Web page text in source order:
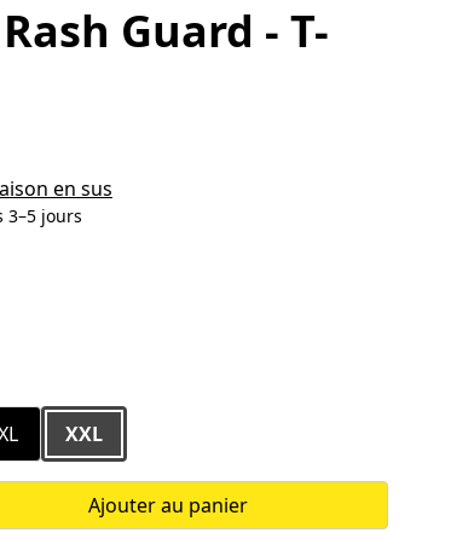
Guard - T-
en sus
3–5 jours
XXL
Ajouter au panier